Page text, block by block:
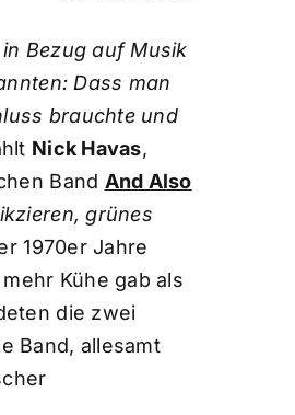
Bezug auf Musik
Dass man
brauchte und
Nick Havas,
Band And Also
grünes
1970er Jahre
Kühe gab als
die zwei
Band, allesamt